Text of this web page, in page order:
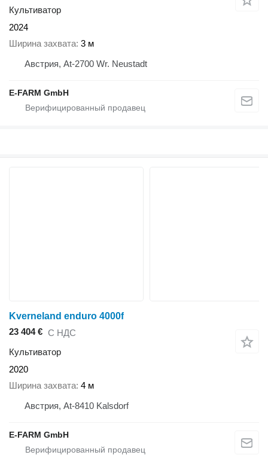
Культиватор
2024
Ширина захвата 3 м
Австрия, At-2700 Wr. Neustadt
E-FARM GmbH
Kverneland enduro 4000f
23 404 € С НДС
Культиватор
2020
Ширина захвата 4 м
Австрия, At-8410 Kalsdorf
E-FARM GmbH